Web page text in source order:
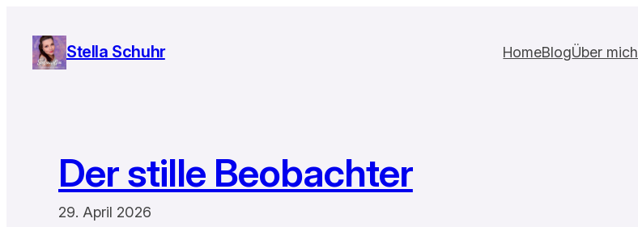
Inhalt
springen
Stella Schuhr HomeBlogÜber mich
Der stille Beobachter
29. April 2026